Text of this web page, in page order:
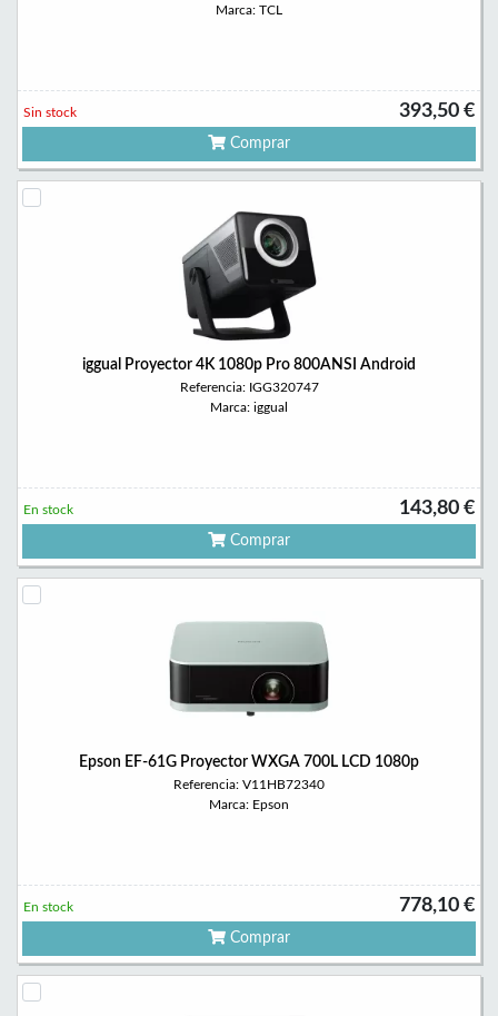
Marca: TCL
393,50 €
Sin stock
Comprar
iggual Proyector 4K 1080p Pro 800ANSI Android
Referencia: IGG320747
Marca: iggual
143,80 €
En stock
Comprar
Epson EF-61G Proyector WXGA 700L LCD 1080p
Referencia: V11HB72340
Marca: Epson
778,10 €
En stock
Comprar